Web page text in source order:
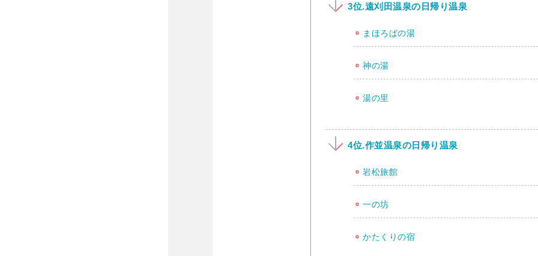
3位.遠刈田温泉の日帰り温泉
まほろばの湯
神の湯
湯の里
4位.作並温泉の日帰り温泉
岩松旅館
一の坊
かたくりの宿